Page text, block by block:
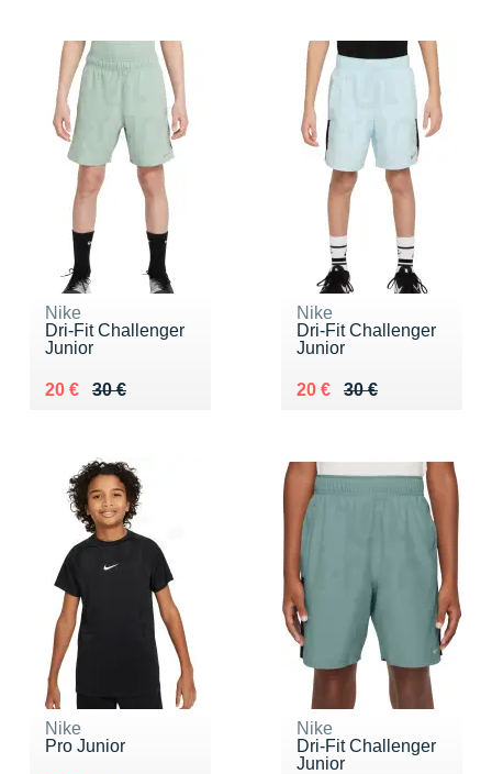
Nike
Dri-Fit Challenger
Junior
30 €
Au lieu de 30 €
20 €
Vendu 20 €
Nike
Dri-Fit Challenger
Junior
30 €
Au lieu de 30 €
20 €
Vendu 20 €
Nike
Pro Junior
Nike
Dri-Fit Challenger
Junior